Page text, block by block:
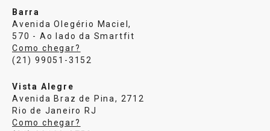
Barra
Avenida Olegério Maciel,
570 - Ao lado da Smartfit
Como chegar?
(21) 99051-3152
Vista Alegre
Avenida Braz de Pina, 2712
Rio de Janeiro RJ
Como chegar?